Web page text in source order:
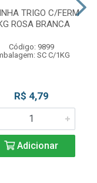
TRIGO C/FERM
ROSA BRANCA
Código: 9899
SC C/1KG
R$ 4,79
Adicionar